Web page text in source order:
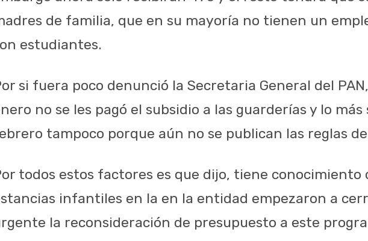
de familia, que en su mayoría no tienen un
estudiantes.
si fuera poco denunció la Secretaria General del
no se les pagó el subsidio a las guarderías y lo más
tampoco porque aún no se publican las reglas
todos estos factores es que dijo, tiene conocimiento
infantiles en la en la entidad empezaron a
la reconsideración de presupuesto a este